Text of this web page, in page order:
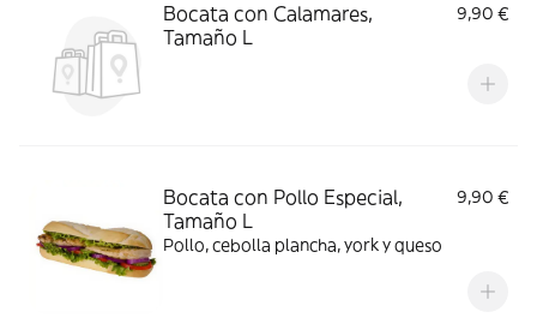
Bocata con Calamares,
Tamaño L
9,90 €
Bocata con Pollo Especial,
Tamaño L
9,90 €
Pollo, cebolla plancha, york y queso